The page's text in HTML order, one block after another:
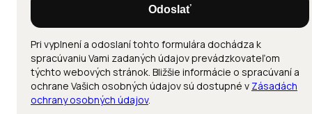
Odoslať
Pri vyplnení a odoslaní tohto formulára dochádza k
spracúvaniu Vami zadaných údajov prevádzkovateľom
týchto webových stránok. Bližšie informácie o spracúvaní a
ochrane Vašich osobných údajov sú dostupné v Zásadách
ochrany osobných údajov.